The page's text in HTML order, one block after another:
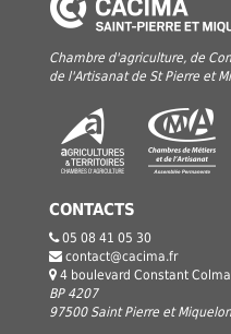
Chambre d'agriculture, de
de l'Artisanat de St Pierre et
CONTACTS
05 08 41 05 30
contact@cacima.fr
4 boulevard Constant
BP 4207
97500 Saint Pierre et Miquelon